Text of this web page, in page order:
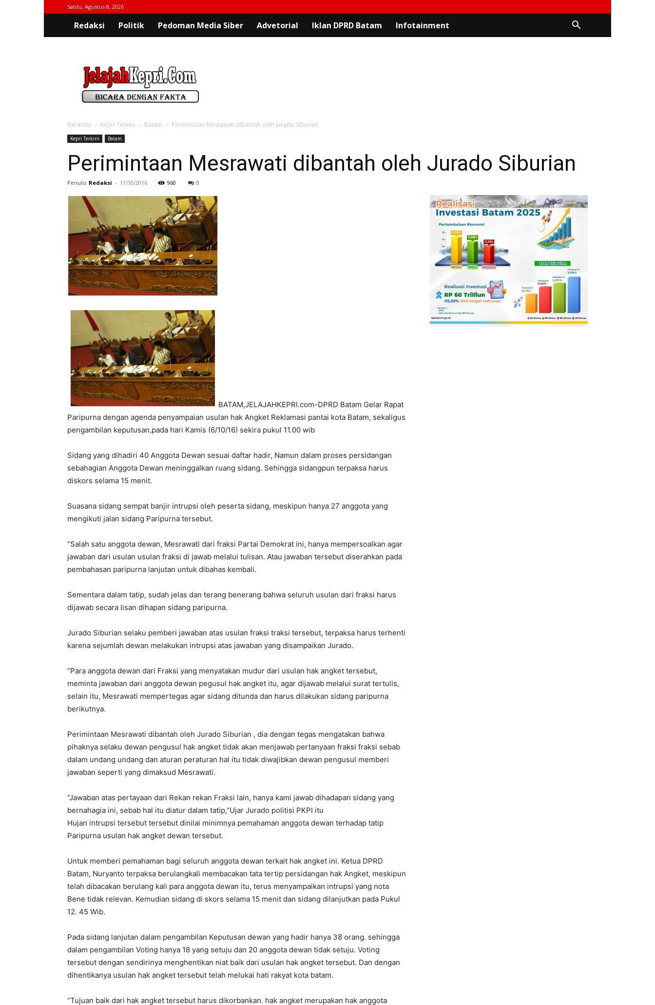
Sabtu, Agustus 8, 2026
Redaksi Politik Pedoman Media Siber Advetorial Iklan DPRD Batam Infotainment
Beranda Kepri Terkini Batam Perimintaan Mesrawati dibantah oleh Jurado Siburian
Kepri Terkini Batam
Perimintaan Mesrawati dibantah oleh Jurado Siburian
Penulis Redaksi - 11/10/2016 960 0
BATAM,JELAJAHKEPRI.com-DPRD Batam Gelar Rapat
Paripurna dengan agenda penyampaian usulan hak Angket Reklamasi pantai kota Batam, sekaligus
pengambilan keputusan,pada hari Kamis (6/10/16) sekira pukul 11.00 wib
Sidang yang dihadiri 40 Anggota Dewan sesuai daftar hadir, Namun dalam proses persidangan
sebahagian Anggota Dewan meninggalkan ruang sidang. Sehingga sidangpun terpaksa harus
diskors selama 15 menit.
Suasana sidang sempat banjir intrupsi oleh peserta sidang, meskipun hanya 27 anggota yang
mengikuti jalan sidang Paripurna tersebut.
“Salah satu anggota dewan, Mesrawati dari fraksi Partai Demokrat ini, hanya mempersoalkan agar
jawaban dari usulan usulan fraksi di jawab melalui tulisan. Atau jawaban tersebut diserahkan pada
pembahasan paripurna lanjutan untuk dibahas kembali.
Sementara dalam tatip, sudah jelas dan terang benerang bahwa seluruh usulan dari fraksi harus
dijawab secara lisan dihapan sidang paripurna.
Jurado Siburian selaku pemberi jawaban atas usulan fraksi traksi tersebut, terpaksa harus terhenti
karena sejumlah dewan melakukan intrupsi atas jawaban yang disampaikan Jurado.
“Para anggota dewan dari Fraksi yang menyatakan mudur dari usulan hak angket tersebut,
meminta jawaban dari anggota dewan pegusul hak angket itu, agar dijawab melalui surat tertulis,
selain itu, Mesrawati mempertegas agar sidang ditunda dan harus dilakukan sidang paripurna
berikutnya.
Perimintaan Mesrawati dibantah oleh Jurado Siburian , dia dengan tegas mengatakan bahwa
pihaknya selaku dewan pengusul hak angket tidak akan menjawab pertanyaan fraksi fraksi sebab
dalam undang undang dan aturan peraturan hal itu tidak diwajibkan dewan pengusul memberi
jawaban seperti yang dimaksud Mesrawati.
“Jawaban atas pertayaan dari Rekan rekan Fraksi lain, hanya kami jawab dihadapan sidang yang
bernahagia ini, sebab hal itu diatur dalam tatip,”Ujar Jurado politisi PKPI itu
Hujan intrupsi tersebut tersebut dinilai minimnya pemahaman anggota dewan terhadap tatip
Paripurna usulan hak angket dewan tersebut.
Untuk memberi pemahaman bagi seluruh anggota dewan terkait hak angket ini. Ketua DPRD
Batam, Nuryanto terpaksa berulangkali membacakan tata tertip persidangan hak Angket, meskipun
telah dibacakan berulang kali para anggota dewan itu, terus menyampaikan intrupsi yang nota
Bene tidak relevan. Kemudian sidang di skors selama 15 menit dan sidang dilanjutkan pada Pukul
12. 45 Wib.
Pada sidang lanjutan dalam pengambilan Keputusan dewan yang hadir hanya 38 orang. sehingga
dalam pengambilan Voting hanya 18 yang setuju dan 20 anggota dewan tidak setuju. Voting
tersebut dengan sendirinya menghentikan niat baik dari usulan hak angket tersebut. Dan dengan
dihentikanya usulan hak angket tersebut telah melukai hati rakyat kota batam.
“Tujuan baik dari hak angket tersebut harus dikorbankan. hak angket merupakan hak anggota